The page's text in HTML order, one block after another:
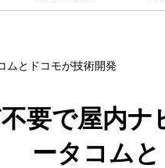
要で屋内ナ
ータコム